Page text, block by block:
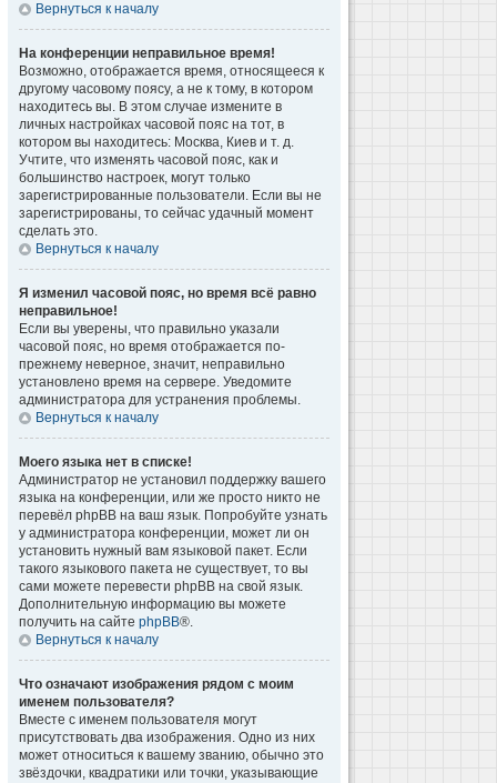
Вернуться к началу
На конференции неправильное время!
Возможно, отображается время, относящееся к
другому часовому поясу, а не к тому, в котором
находитесь вы. В этом случае измените в
личных настройках часовой пояс на тот, в
котором вы находитесь: Москва, Киев и т. д.
Учтите, что изменять часовой пояс, как и
большинство настроек, могут только
зарегистрированные пользователи. Если вы не
зарегистрированы, то сейчас удачный момент
сделать это.
Вернуться к началу
Я изменил часовой пояс, но время всё равно
неправильное!
Если вы уверены, что правильно указали
часовой пояс, но время отображается по-
прежнему неверное, значит, неправильно
установлено время на сервере. Уведомите
администратора для устранения проблемы.
Вернуться к началу
Моего языка нет в списке!
Администратор не установил поддержку вашего
языка на конференции, или же просто никто не
перевёл phpBB на ваш язык. Попробуйте узнать
у администратора конференции, может ли он
установить нужный вам языковой пакет. Если
такого языкового пакета не существует, то вы
сами можете перевести phpBB на свой язык.
Дополнительную информацию вы можете
получить на сайте phpBB®.
Вернуться к началу
Что означают изображения рядом с моим
именем пользователя?
Вместе с именем пользователя могут
присутствовать два изображения. Одно из них
может относиться к вашему званию, обычно это
звёздочки, квадратики или точки, указывающие